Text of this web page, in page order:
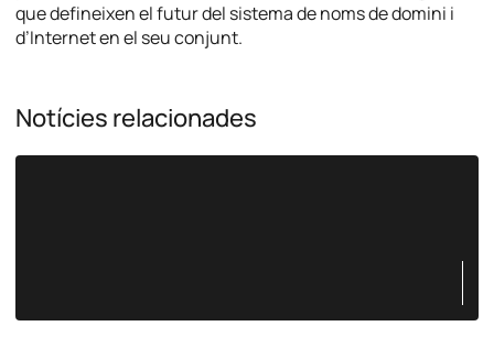
que defineixen el futur del sistema de noms de domini i
d’Internet en el seu conjunt.
Notícies relacionades